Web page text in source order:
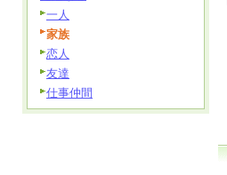
一人
家族
恋人
友達
仕事仲間